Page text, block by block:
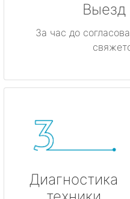
Выезд
За час до
Диагностика